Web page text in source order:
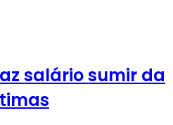
salário sumir da